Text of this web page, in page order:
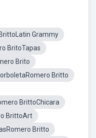
Grammy
BritoTapas
Brito
Britto
BrittoChicara
BrittoArt
Britto